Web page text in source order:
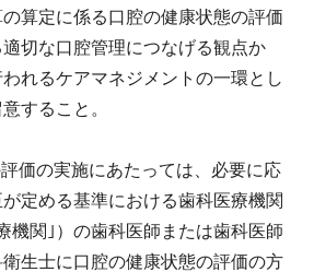
算定に係る口腔の健康状態の評価
切な口腔管理につなげる観点か
れるケアマネジメントの一環とし
すること。
価の実施にあたっては、必要に応
定める基準における歯科医療機関
機関｣）の歯科医師または歯科医師
生士に口腔の健康状態の評価の方